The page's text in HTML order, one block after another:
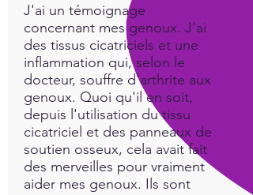
J'ai un témoignage
concernant mes genoux. J'ai
des tissus cicatriciels et une
inflammation qui, selon le
docteur, souffre d'arthrite aux
genoux. Quoi qu'il en soit,
depuis l'utilisation du tissu
cicatriciel et des panneaux de
soutien osseux, cela avait fait
des merveilles pour vraiment
aider mes genoux. Ils sont